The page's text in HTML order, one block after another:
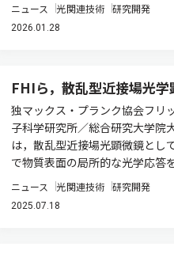
ニュース 光関連技術 研究開発
2026.01.28
FHIら，散乱型近接場光
独マックス・プランク協会フリ
子科学研究所／総合研究大学院
は，散乱型近接場光顕微鏡とし
で物質表面の局所的な光学応答
ニュース 光関連技術 研究開発
2025.07.18